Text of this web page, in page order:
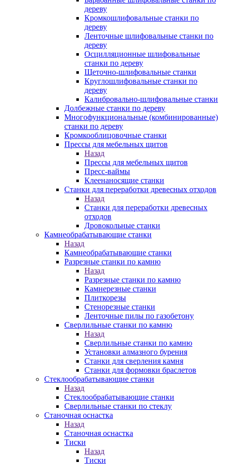
дереву
Кромкошлифовальные станки по
дереву
Ленточные шлифовальные станки по
дереву
Осцилляционные шлифовальные
станки по дереву
Щеточно-шлифовальные станки
Круглошлифовальные станки по
дереву
Калибровально-шлифовальные станки
Долбежные станки по дереву
Многофункциональные (комбинированные)
станки по дереву
Кромкооблицовочные станки
Прессы для мебельных щитов
Назад
Прессы для мебельных щитов
Пресс-ваймы
Клеенаносящие станки
Станки для переработки древесных отходов
Назад
Станки для переработки древесных
отходов
Дровокольные станки
Камнеобрабатывающие станки
Назад
Камнеобрабатывающие станки
Разрезные станки по камню
Назад
Разрезные станки по камню
Камнерезные станки
Плиткорезы
Стенорезные станки
Ленточные пилы по газобетону
Сверлильные станки по камню
Назад
Сверлильные станки по камню
Установки алмазного бурения
Станки для сверления камня
Станки для формовки браслетов
Стеклообрабатывающие станки
Назад
Стеклообрабатывающие станки
Сверлильные станки по стеклу
Станочная оснастка
Назад
Станочная оснастка
Тиски
Назад
Тиски